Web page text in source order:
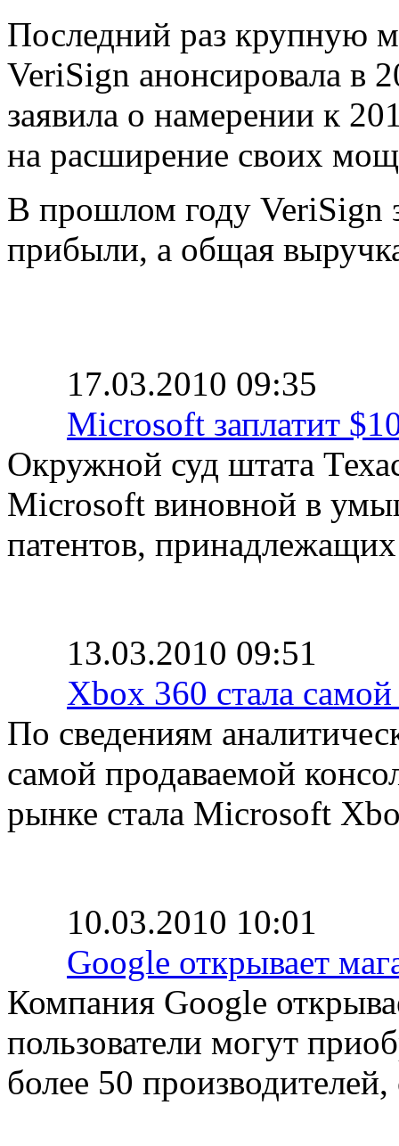
Последний раз крупную
VeriSign анонсировала в
заявила о намерении к
на расширение своих
В прошлом году VeriSign
прибыли, а общая
17.03.2010 09:35
Microsoft заплатит
Окружной суд штата
Microsoft виновной в
патентов,
13.03.2010 09:51
Xbox 360 стала
По сведениям
самой продаваемой
рынке стала Microsoft
10.03.2010 10:01
Google открывает
Компания Google
пользователи могут
более 50